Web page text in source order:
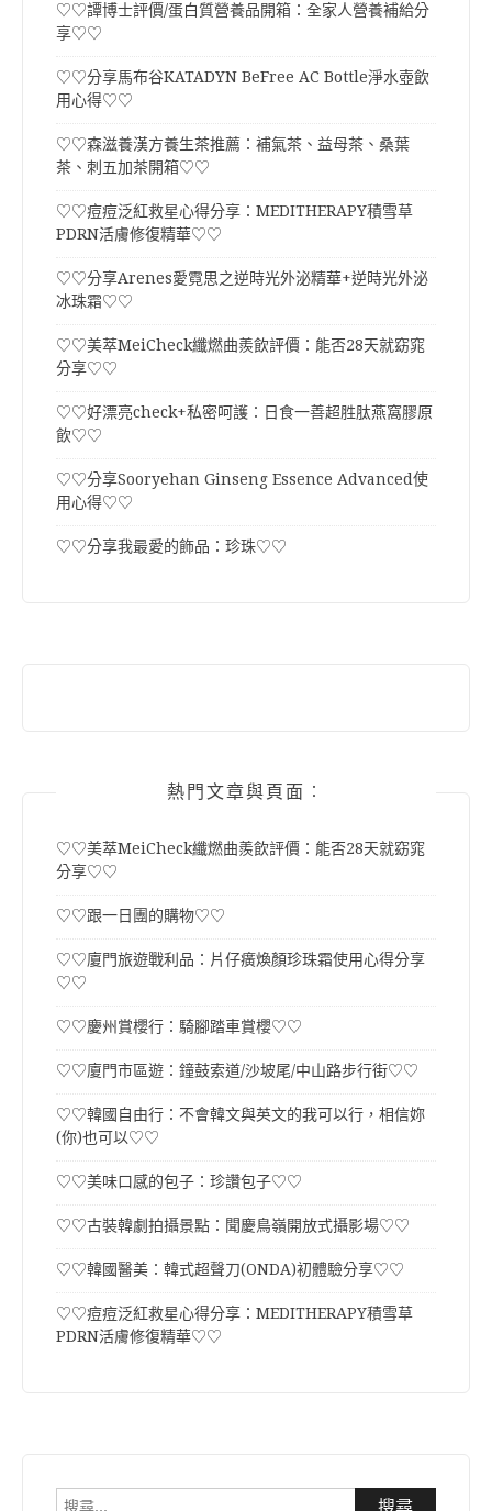
♡♡譚博士評價/蛋白質營養品開箱：全家人營養補給分
享♡♡
♡♡分享馬布谷KATADYN BeFree AC Bottle淨水壺飲
用心得♡♡
♡♡森滋養漢方養生茶推薦：補氣茶、益母茶、桑葉
茶、刺五加茶開箱♡♡
♡♡痘痘泛紅救星心得分享：MEDITHERAPY積雪草
PDRN活膚修復精華♡♡
♡♡分享Arenes愛霓思之逆時光外泌精華+逆時光外泌
冰珠霜♡♡
♡♡美萃MeiCheck纖燃曲羨飲評價：能否28天就窈窕
分享♡♡
♡♡好漂亮check+私密呵護：日食一善超胜肽燕窩膠原
飲♡♡
♡♡分享Sooryehan Ginseng Essence Advanced使
用心得♡♡
♡♡分享我最愛的飾品：珍珠♡♡
熱門文章與頁面︰
♡♡美萃MeiCheck纖燃曲羨飲評價：能否28天就窈窕
分享♡♡
♡♡跟一日團的購物♡♡
♡♡廈門旅遊戰利品：片仔癀煥顏珍珠霜使用心得分享
♡♡
♡♡慶州賞櫻行：騎腳踏車賞櫻♡♡
♡♡廈門市區遊：鐘鼓索道/沙坡尾/中山路步行街♡♡
♡♡韓國自由行：不會韓文與英文的我可以行，相信妳
(你)也可以♡♡
♡♡美味口感的包子：珍讚包子♡♡
♡♡古裝韓劇拍攝景點：聞慶鳥嶺開放式攝影場♡♡
♡♡韓國醫美：韓式超聲刀(ONDA)初體驗分享♡♡
♡♡痘痘泛紅救星心得分享：MEDITHERAPY積雪草
PDRN活膚修復精華♡♡
搜